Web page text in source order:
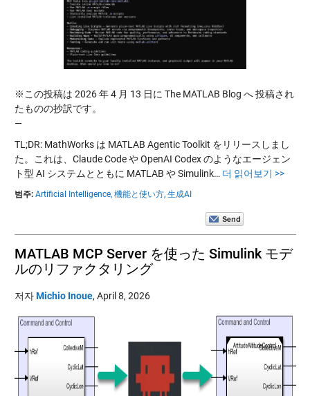
※この投稿は 2026 年 4 月 13 日に The MATLAB Blog へ 投稿され
たものの抄訳です。
—
TL;DR: MathWorks は MATLAB Agentic Toolkit をリリースしまし
た。これは、Claude Code や OpenAI Codex のようなエージェン
ト型 AI システムとともに MATLAB や Simulink… 더 읽어보기 >>
범주: Artificial Intelligence, 機能と使い方, 生成AI
MATLAB MCP Server を使った Simulink モデ
ルのリファクタリング
저자Michio Inoue, April 8, 2026